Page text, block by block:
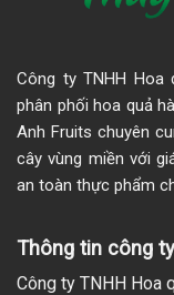
Công ty TNHH Hoa
phân phối hoa quả
Anh Fruits chuyên
cây vùng miền với
an toàn thực phẩm
Thông tin công ty
Công ty TNHH Hoa